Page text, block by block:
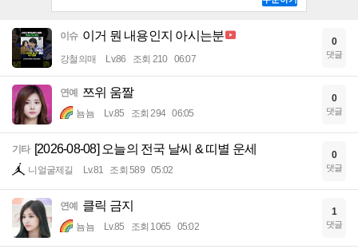
이슈 이거 뭔 내용인지 아시는분
강철의매 Lv.86 조회 210 06:07
0
댓글
연예 쯔위 움짤
뇸뇸 Lv.85 조회 294 06:05
0
댓글
기타 [2026-08-08] 오늘의 전국 날씨 & 띠별 운세
니얼굴제길 Lv.81 조회 589 05:02
0
댓글
연예 클릭 금지
뇸뇸 Lv.85 조회 1065 05:02
1
댓글